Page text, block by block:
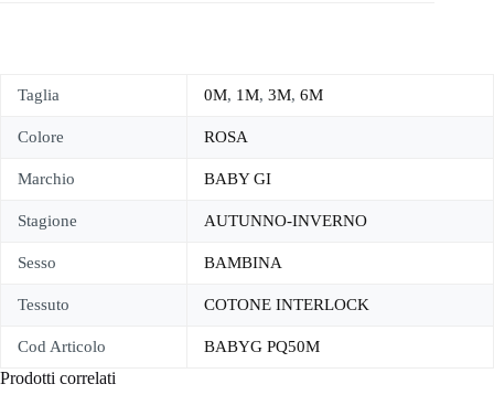
Taglia 0M, 1M, 3M, 6M
Colore ROSA
Marchio BABY GI
Stagione AUTUNNO-INVERNO
Sesso BAMBINA
Tessuto COTONE INTERLOCK
Cod Articolo BABYG PQ50M
Prodotti correlati